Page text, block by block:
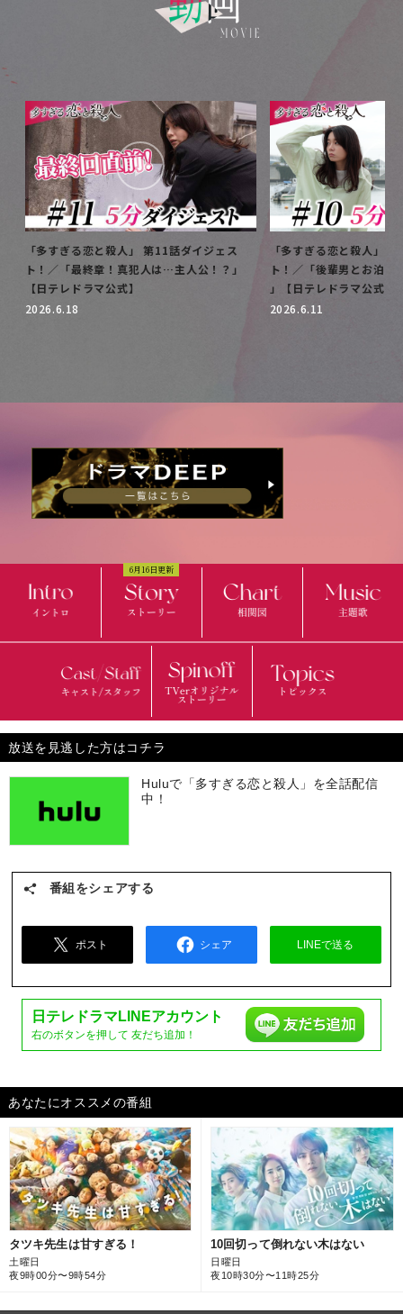
「多すぎる恋と殺人」 第11話ダイジェス
ト！／「最終章！真犯人は…主人公！？」
【日テレドラマ公式】
2026.6.18
「多すぎる恋と殺人」
ト！／「後輩男とお泊
」【日テレドラマ公式】
2026.6.11
6月16日更新
放送を見逃した方はコチラ
Huluで「多すぎる恋と殺人」を全話配信
中！
番組をシェアする
ポスト シェア LINEで送る
日テレドラマ LINEアカウント
右のボタンを押して 友だち追加！
あなたにオススメの番組
タツキ先生は甘すぎる！
土曜日
夜9時00分〜9時54分
10回切って倒れない木はない
日曜日
夜10時30分〜11時25分